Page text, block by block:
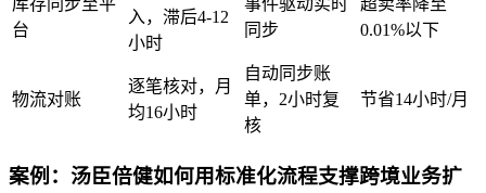
台
入，滞后4-12
小时
同步
0.01%以下
物流对账
逐笔核对，月
均16小时
自动同步账
单，2小时复
核
节省14小时/月
案例：汤臣倍健如何用标准化流程支撑跨境业务扩